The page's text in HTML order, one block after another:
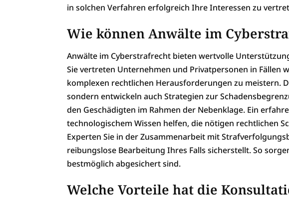
in solchen Verfahren erfolgreich Ihre Interessen zu
Wie können Anwälte im
Anwälte im Cyberstrafrecht bieten wertvolle
Sie vertreten Unternehmen und Privatpersonen in Fällen
komplexen rechtlichen Herausforderungen zu meistern.
sondern entwickeln auch Strategien zur
den Geschädigten im Rahmen der Nebenklage. Ein
technologischem Wissen helfen, die nötigen rechtlichen
Experten Sie in der Zusammenarbeit mit
reibungslose Bearbeitung Ihres Falls sicherstellt. So
bestmöglich abgesichert sind.
Welche Vorteile hat die